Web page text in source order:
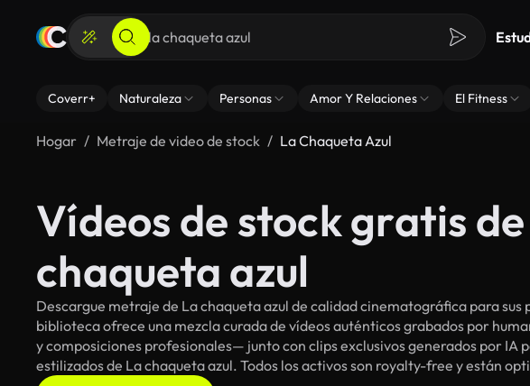
Coverr+ Naturaleza Personas Amor Y Relaciones El Fitness
Hogar Metraje de video de stock La Chaqueta Azul
Vídeos de stock gratis
chaqueta azul
Descargue metraje de La chaqueta azul de calidad cinematográfica para
biblioteca ofrece una mezcla curada de vídeos auténticos grabados por
y composiciones profesionales— junto con clips exclusivos generados por IA
estilizados de La chaqueta azul. Todos los activos son royalty-free y están